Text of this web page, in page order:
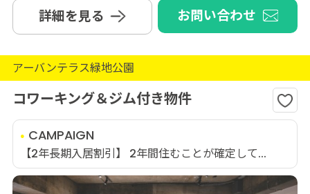
詳細を見る お問い合わせ
アーバンテラス緑地公園
コワーキング＆ジム付き物件
CAMPAIGN
【2年長期入居割引】 2年間住むことが確定して...